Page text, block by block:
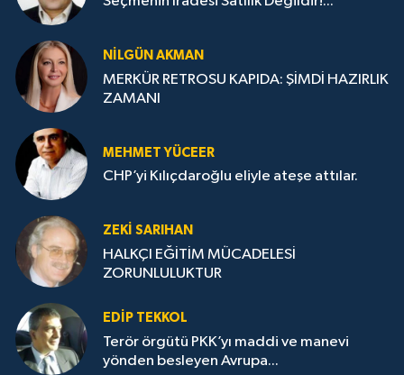
NILGÜN AKMAN
MERKÜR RETROSU KAPIDA: ŞİMDİ HAZIRLIK
ZAMANI
MEHMET YÜCEER
CHP’yi Kılıçdaroğlu eliyle ateşe attılar.
ZEKI SARIHAN
HALKÇI EĞİTİM MÜCADELESİ
ZORUNLULUKTUR
EDIP TEKKOL
Terör örgütü PKK’yı maddi ve manevi
yönden besleyen Avrupa...